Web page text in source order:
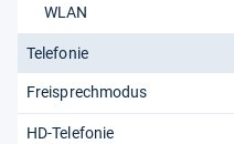
WLAN
Telefonie
Freisprechmodus
HD-Telefonie